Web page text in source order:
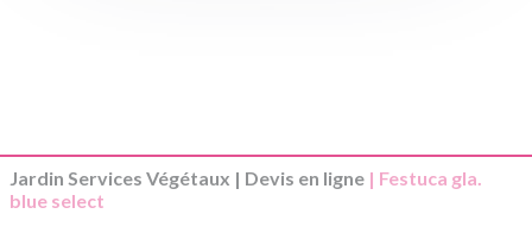
Jardin Services Végétaux | Devis en ligne | Festuca gla.
blue select